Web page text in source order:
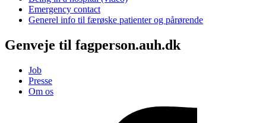
Emergency contact
Generel info til færøske patienter og pårørende
Genveje til fagperson.auh.dk
Job
Presse
Om os